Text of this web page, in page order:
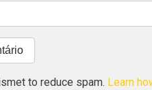
to reduce spam. Learn